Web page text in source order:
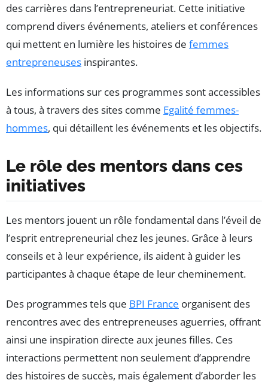
des carrières dans l’entrepreneuriat. Cette initiative
comprend divers événements, ateliers et conférences
qui mettent en lumière les histoires de femmes
entrepreneuses inspirantes.
Les informations sur ces programmes sont accessibles
à tous, à travers des sites comme Egalité femmes-
hommes, qui détaillent les événements et les objectifs.
Le rôle des mentors dans ces
initiatives
Les mentors jouent un rôle fondamental dans l’éveil de
l’esprit entrepreneurial chez les jeunes. Grâce à leurs
conseils et à leur expérience, ils aident à guider les
participantes à chaque étape de leur cheminement.
Des programmes tels que BPI France organisent des
rencontres avec des entrepreneuses aguerries, offrant
ainsi une inspiration directe aux jeunes filles. Ces
interactions permettent non seulement d’apprendre
des histoires de succès, mais également d’aborder les